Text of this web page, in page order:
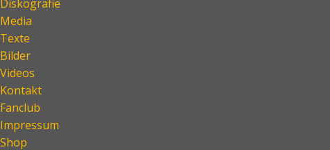
Diskografie
Media
Texte
Bilder
Videos
Kontakt
Fanclub
Impressum
Shop